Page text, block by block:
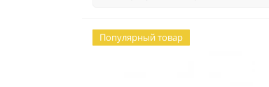
Популярный товар